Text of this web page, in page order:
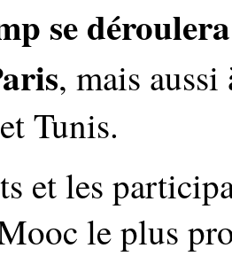
se
, mais
Tunis.
et les
le plus